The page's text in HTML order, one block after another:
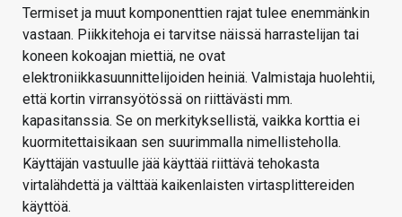
Termiset ja muut komponenttien rajat tulee enemmänkin
vastaan. Piikkitehoja ei tarvitse näissä harrastelijan tai
koneen kokoajan miettiä, ne ovat
elektroniikkasuunnittelijoiden heiniä. Valmistaja huolehtii,
että kortin virransyötössä on riittävästi mm.
kapasitanssia. Se on merkityksellistä, vaikka korttia ei
kuormitettaisikaan sen suurimmalla nimellisteholla.
Käyttäjän vastuulle jää käyttää riittävä tehokasta
virtalähdettä ja välttää kaikenlaisten virtasplittereiden
käyttöä.